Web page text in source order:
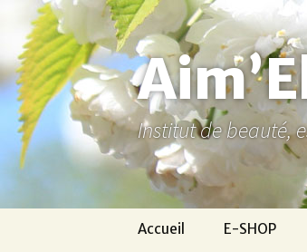
contenu
Institut de beauté,
Accueil E-SHOP